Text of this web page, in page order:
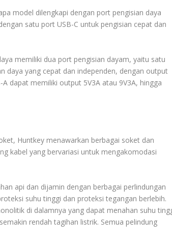
model dilengkapi dengan port pengisian daya
satu port USB-C untuk pengisian cepat dan
memiliki dua port pengisian dayam, yaitu satu
daya yang cepat dan independen, dengan output
A dapat memiliki output 5V3A atau 9V3A, hingga
Huntkey menawarkan berbagai soket dan
kabel yang bervariasi untuk mengakomodasi
api dan dijamin dengan berbagai perlindungan
suhu tinggi dan proteksi tegangan berlebih.
di dalamnya yang dapat menahan suhu
rendah tagihan listrik. Semua pelindung